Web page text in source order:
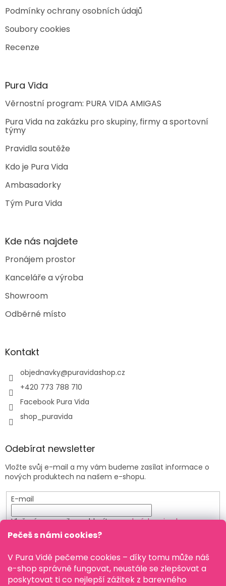
Pečeš s námi cookies?
V Pura Vidě pečeme cookies – díky tomu může náš
e-shop správně fungovat, neustále se zlepšovat a
poskytovat ti co nejlepší zážitek z barevného
Podmínky ochrany osobních údajů
Soubory cookies
Recenze
Pura Vida
Věrnostní program: PURA VIDA AMIGAS
Pura Vida na zakázku pro skupiny, firmy a sportovní
týmy
Pravidla soutěže
Kdo je Pura Vida
Ambasadorky
Tým Pura Vida
Kde nás najdete
Pronájem prostor
Kanceláře a výroba
Showroom
Odběrné místo
Kontakt
objednavky@puravidashop.cz
+420 773 788 710
Facebook Pura Vida
shop_puravida
Odebírat newsletter
Vložte svůj e-mail a my vám budeme zasílat informace o
nových produktech na našem e-shopu.
E-mail
Vložením e-mailu souhlasíte spodmínkami ochrany
osobních údajů
PŘIHLÁSIT SE